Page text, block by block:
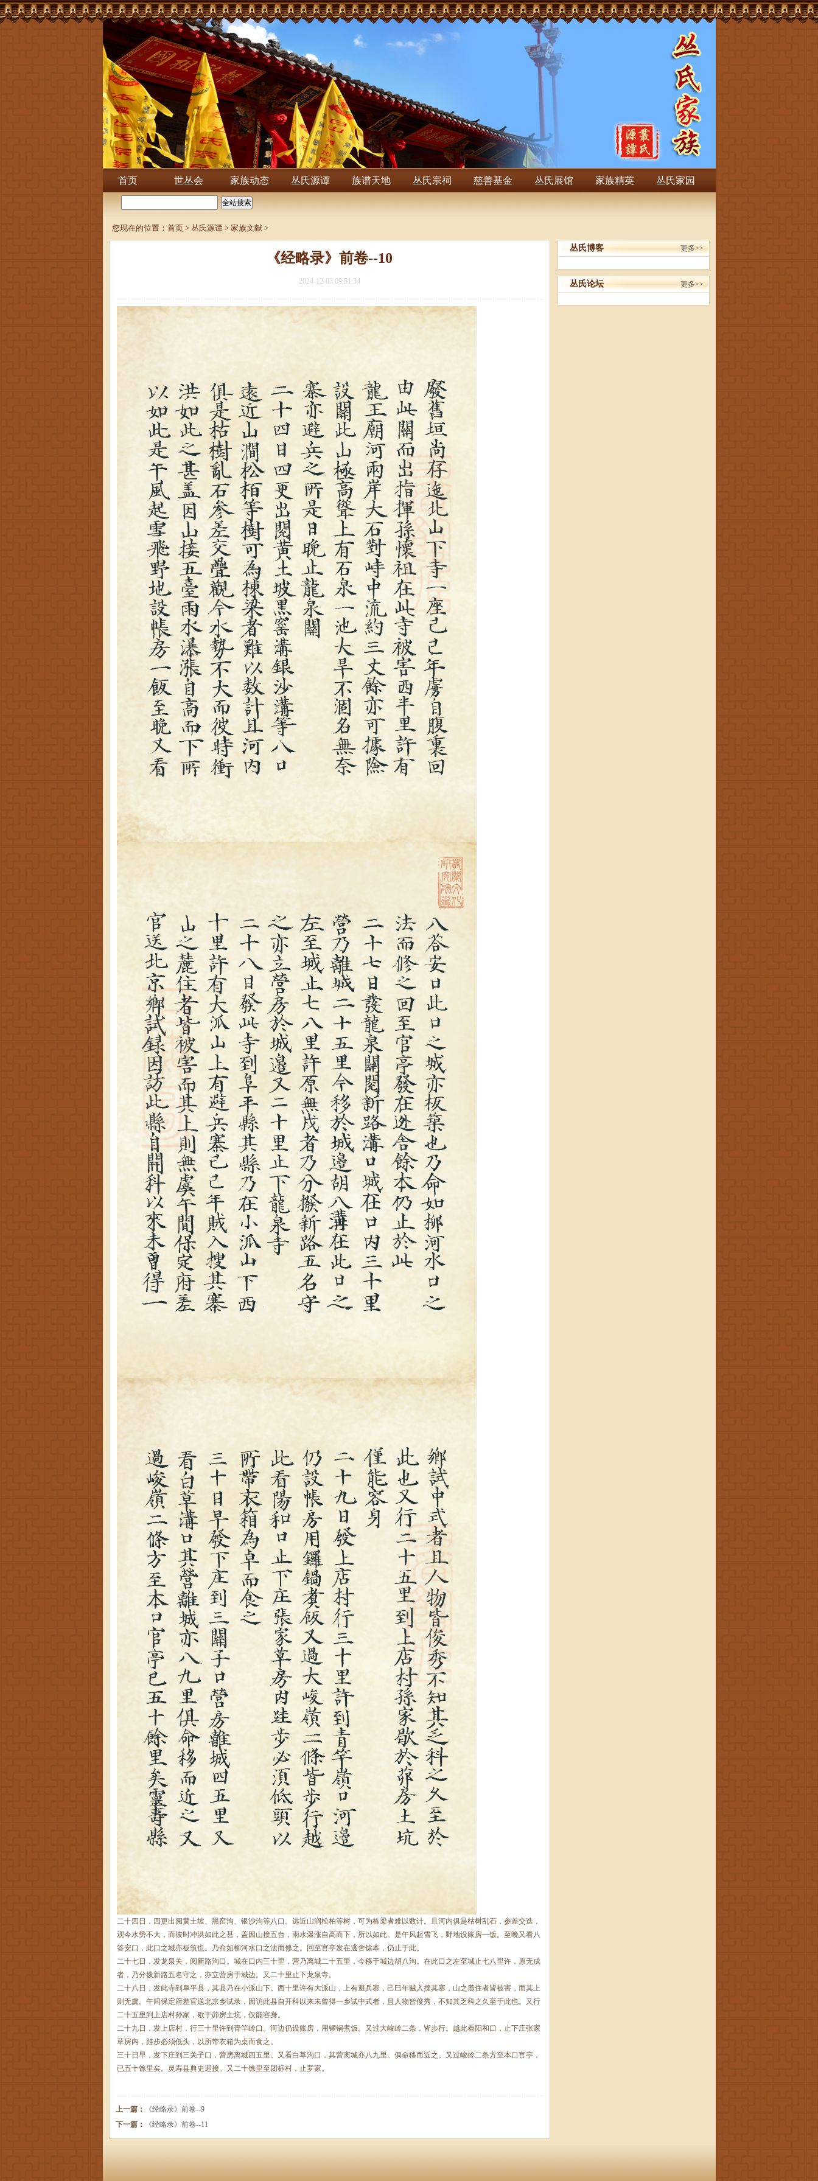
首页 世丛会 家族动态 丛氏源谭 族谱天地 丛氏宗祠 慈善基金 丛氏展馆 家族精英 丛氏家园
您现在的位置： 首页> 丛氏源谭> 家族文献>
《经略录》前卷--10
2024-12-03 09:51:34
二十四日，四更出阅黄土坡、黑窑沟、银沙沟等八口。远近山涧松柏等树，可为栋梁者难以数计。且河内俱是枯树乱石，参差交迭，
观今水势不大，而彼时冲洪如此之甚，盖因山接五台，雨水瀑涨自高而下，所以如此。是午风起雪飞，野地设账房一饭。至晚又看八
答安口，此口之城亦板筑也。乃命如柳河水口之法而修之。回至官亭发在逃舍馀本，仍止于此。
二十七日，发龙泉关，阅新路沟口。城在口内三十里，营乃离城二十五里，今移于城边胡八沟。在此口之左至城止七八里许，原无戍
者，乃分拨新路五名守之，亦立营房于城边。又二十里止下龙泉寺。
二十八日，发此寺到阜平县，其县乃在小派山下。西十里许有大派山，上有避兵寨，己巳年贼入搜其寨，山之麓住者皆被害，而其上
则无虞。午间保定府差官送北京乡试录，因访此县自开科以来未曾得一乡试中式者，且人物皆俊秀，不知其乏科之久至于此也。又行
二十五里到上店村孙家，歇于茆房土坑，仅能容身。
二十九日，发上店村，行三十里许到青竿岭口。河边仍设账房，用锣锅煮饭。又过大峻岭二条，皆步行。越此看阳和口，止下庄张家
草房内，跬步必须低头，以所带衣箱为桌而食之。
三十日早，发下庄到三关子口，营房离城四五里。又看白草沟口，其营离城亦八九里。俱命移而近之。又过峻岭二条方至本口官亭，
已五十馀里矣。灵寿县典史迎接。又二十馀里至团标村，止罗家。
上一篇：
《经略录》前卷--9
下一篇：
《经略录》前卷--11
丛氏博客 更多>>
丛氏论坛 更多>>